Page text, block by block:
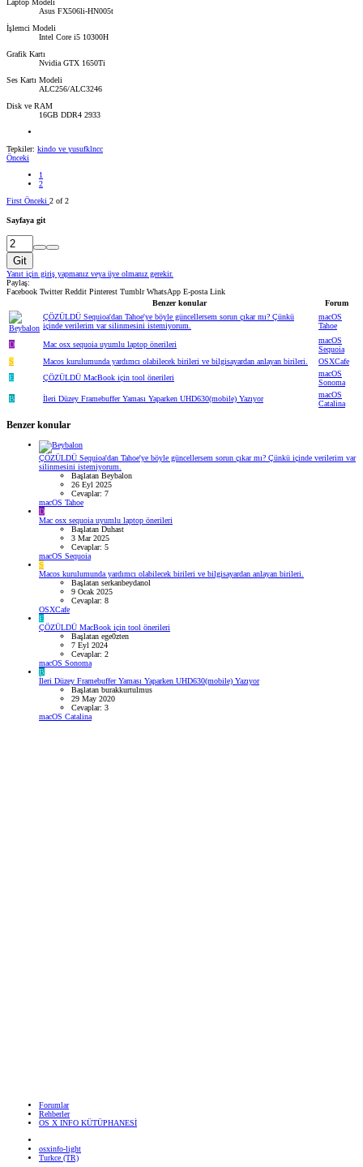
Asus FX506li-HN005t
İşlemci Modeli
Intel Core i5 10300H
Grafik Kartı
Nvidia GTX 1650Ti
Ses Kartı Modeli
ALC256/ALC3246
Disk ve RAM
16GB DDR4 2933
Tepkiler: kindo ve yusufklncc
Önceki
1
2
First Önceki 2 of 2
Sayfaya git
Git
Yanıt için giriş yapmanız veya üye olmanız gerekir.
Paylaş:
Facebook Twitter Reddit Pinterest Tumblr WhatsApp E-posta Link
Benzer konular
Forum
ÇÖZÜLDÜ Sequioa'dan Tahoe'ye böyle güncellersem sorun çıkar mı? Çünkü
içinde verilerim var silinmesini istemiyorum.
macOS
Tahoe
D Mac osx sequoia uyumlu laptop önerileri
macOS
Sequoia
S
Macos kurulumunda yardımcı olabilecek birileri ve bilgisayardan anlayan birileri.
OSXCafe
E
ÇÖZÜLDÜ MacBook için tool önerileri
macOS
Sonoma
B
İleri Düzey Framebuffer Yaması Yaparken UHD630(mobile) Yazıyor
macOS
Catalina
Benzer konular
ÇÖZÜLDÜ Sequioa'dan Tahoe'ye böyle güncellersem sorun çıkar mı? Çünkü içinde verilerim var
silinmesini istemiyorum.
Başlatan Beybalon
26 Eyl 2025
Cevaplar: 7
macOS Tahoe
D
Mac osx sequoia uyumlu laptop önerileri
Başlatan Duhast
3 Mar 2025
Cevaplar: 5
macOS Sequoia
S
Macos kurulumunda yardımcı olabilecek birileri ve bilgisayardan anlayan birileri.
Başlatan serkanbeydanol
9 Ocak 2025
Cevaplar: 8
OSXCafe
E
ÇÖZÜLDÜ MacBook için tool önerileri
Başlatan ege0zten
7 Eyl 2024
Cevaplar: 2
macOS Sonoma
B
İleri Düzey Framebuffer Yaması Yaparken UHD630(mobile) Yazıyor
Başlatan burakkurtulmus
29 May 2020
Cevaplar: 3
macOS Catalina
Forumlar
Rehberler
OS X INFO KÜTÜPHANESİ
osxinfo-light
Turkce (TR)